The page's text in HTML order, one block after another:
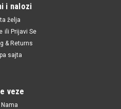
/ 14145090 / N10320101 /
/ 63120026294 / 63126904931 /
i nalozi
želja
ili Prijavi Se
& Returns
sajta
veze
Nama